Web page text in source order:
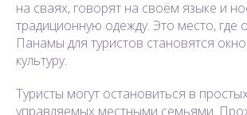
на сваях, говорят на своём языке и
традиционную одежду. Это место, где
Панамы для туристов становятся
культуру.
Туристы могут остановиться в
управляемых местными семьями.